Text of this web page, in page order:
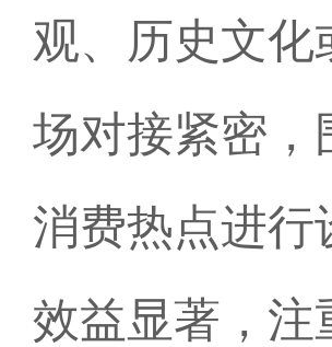
观、历史文
场对接紧密，
消费热点进行
效益显著，注